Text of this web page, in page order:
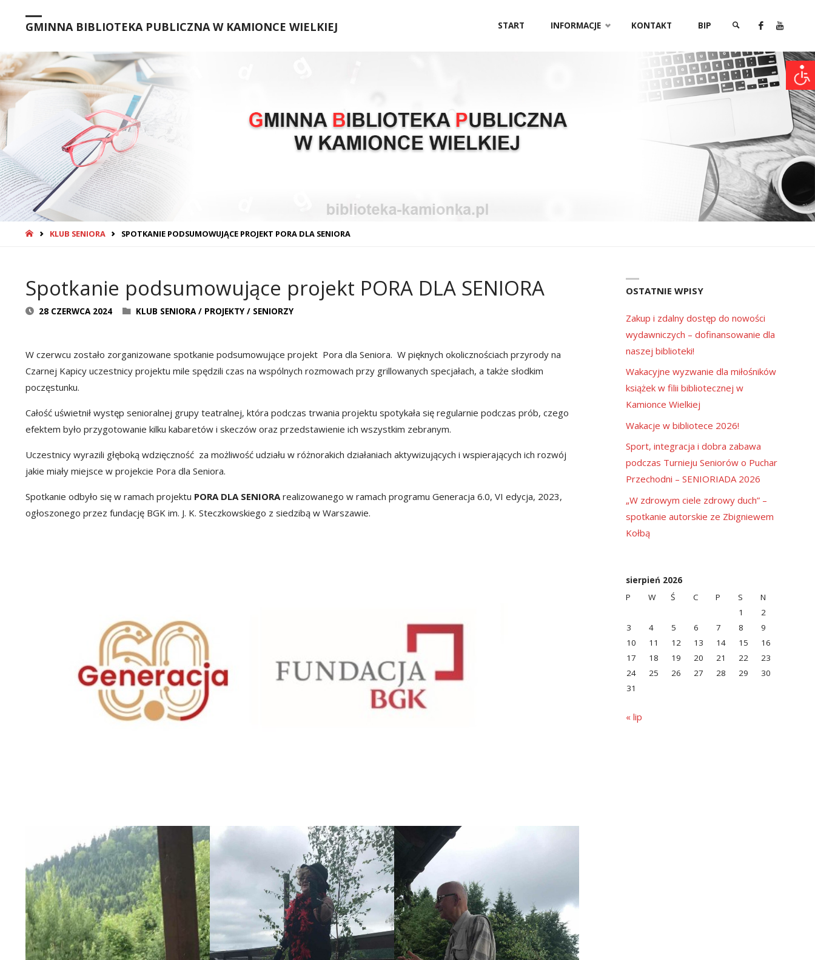
GMINNA BIBLIOTEKA PUBLICZNA W KAMIONCE WIELKIEJ START INFORMACJE KONTAKT BIP
SZUKAJ
STRONA
KLUB SENIORA SPOTKANIE PODSUMOWUJĄCE PROJEKT PORA DLA SENIORA
Spotkanie podsumowujące projekt PORA DLA SENIORA
28 CZERWCA 2024 KLUB SENIORA/ PROJEKTY/ SENIORZY
W czerwcu zostało zorganizowane spotkanie podsumowujące projekt Pora dla Seniora. W pięknych okolicznościach przyrody na
Czarnej Kapicy uczestnicy projektu mile spędzili czas na wspólnych rozmowach przy grillowanych specjałach, a także słodkim
poczęstunku.
Całość uświetnił występ senioralnej grupy teatralnej, która podczas trwania projektu spotykała się regularnie podczas prób, czego
efektem było przygotowanie kilku kabaretów i skeczów oraz przedstawienie ich wszystkim zebranym.
Uczestnicy wyrazili głęboką wdzięczność za możliwość udziału w różnorakich działaniach aktywizujących i wspierających ich rozwój
jakie miały miejsce w projekcie Pora dla Seniora.
Spotkanie odbyło się w ramach projektu PORA DLA SENIORArealizowanego w ramach programu Generacja 6.0, VI edycja, 2023,
ogłoszonego przez fundację BGK im. J. K. Steczkowskiego z siedzibą w Warszawie.
OSTATNIE WPISY
Zakup i zdalny dostęp do nowości
wydawniczych – dofinansowanie dla
naszej biblioteki!
Wakacyjne wyzwanie dla miłośników
książek w filii bibliotecznej w
Kamionce Wielkiej
Wakacje w bibliotece 2026!
Sport, integracja i dobra zabawa
podczas Turnieju Seniorów o Puchar
Przechodni – SENIORIADA 2026
„W zdrowym ciele zdrowy duch” –
spotkanie autorskie ze Zbigniewem
Kołbą
sierpień 2026
P
W Ś C P S
N
1
2
3
4 5 6 7 8
9
10
11 12 13 14 15
16
17
18 19 20 21 22
23
24
25 26 27 28 29
30
31
« lip